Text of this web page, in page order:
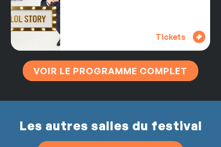
Tickets
VOIR LE PROGRAMME COMPLET
Les autres salles du festival